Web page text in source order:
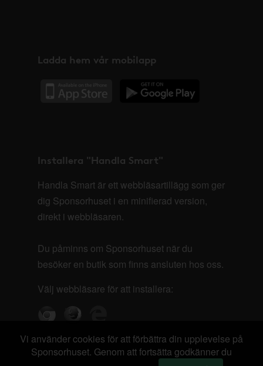
Ladda hem vår mobilapp
Installera "Handla Smart"
Handla Smart är ett webbläsartillägg som ger
dig Sponsorhuset i en minifierad version,
direkt i webbläsaren.
Du påminns om Sponsorhuset när du
besöker en butik som finns ansluten hos oss.
Välj webbläsare för att installera:
Vi använder cookies för att förbättra din upplevelse på
Sponsorhuset. Genom att fortsätta godkänner du